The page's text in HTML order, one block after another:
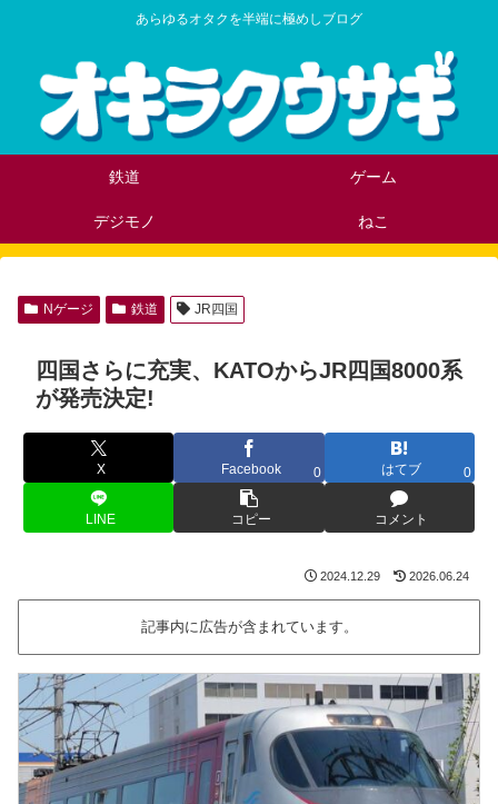
あらゆるオタクを半端に極めしブログ
鉄道 ゲーム
デジモノ ねこ
Nゲージ 鉄道 JR四国
四国さらに充実、KATOからJR四国8000系
が発売決定!
X Facebook 0 はてブ 0
LINE コピー コメント
2024.12.29 2026.06.24
記事内に広告が含まれています。